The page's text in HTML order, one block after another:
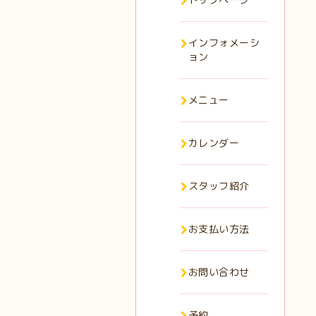
インフォメーシ
ョン
メニュー
カレンダー
スタッフ紹介
お支払い方法
お問い合わせ